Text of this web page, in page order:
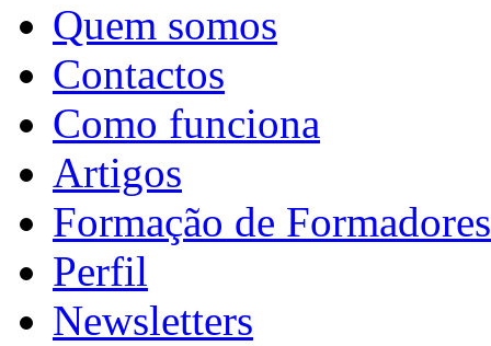
Quem somos
Contactos
Como funciona
Artigos
Formação de Formadores
Perfil
Newsletters